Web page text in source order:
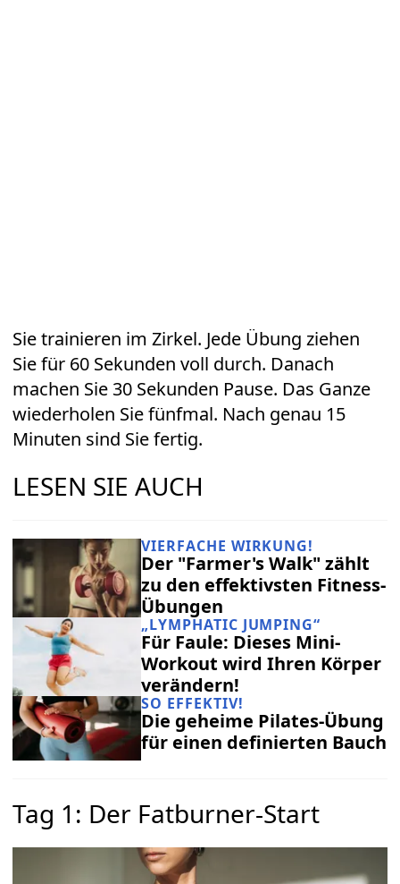
Sie trainieren im Zirkel. Jede Übung ziehen
Sie für 60 Sekunden voll durch. Danach
machen Sie 30 Sekunden Pause. Das Ganze
wiederholen Sie fünfmal. Nach genau 15
Minuten sind Sie fertig.
LESEN SIE AUCH
VIERFACHE WIRKUNG!
Der "Farmer's Walk" zählt
zu den effektivsten Fitness-
Übungen
„LYMPHATIC JUMPING“
Für Faule: Dieses Mini-
Workout wird Ihren Körper
verändern!
SO EFFEKTIV!
Die geheime Pilates-Übung
für einen definierten Bauch
Tag 1: Der Fatburner-Start